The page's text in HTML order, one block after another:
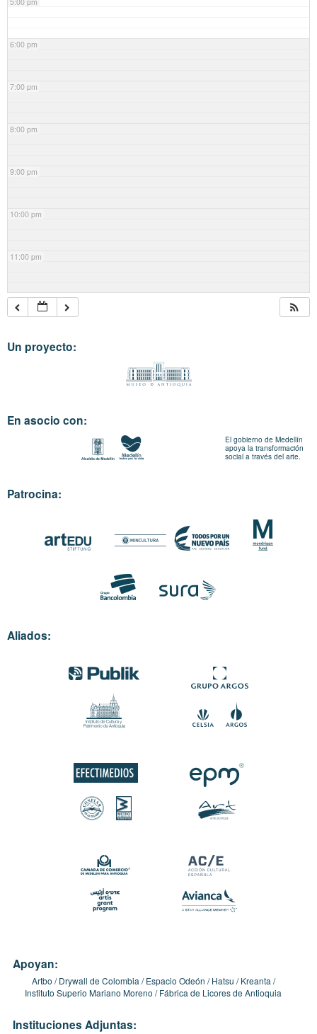
6:00 pm
7:00 pm
8:00 pm
9:00 pm
10:00 pm
11:00 pm
Un proyecto:
En asocio con:
El gobierno de Medellín
apoya la transformación
social a través del arte.
Patrocina:
Aliados:
Apoyan:
Artbo Drywall de Colombia Espacio Odeón Hatsu
Kreanta
Instituto Superio Mariano Moreno
Fábrica de Licores de Antioquia
Instituciones Adjuntas: